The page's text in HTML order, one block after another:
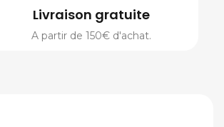
Livraison gratuite
A partir de 150€ d'achat.